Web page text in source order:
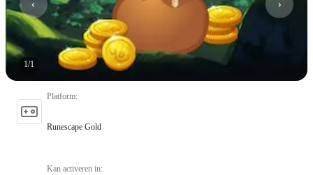
1/1
Platform:
Runescape Gold
Kan activeren in: